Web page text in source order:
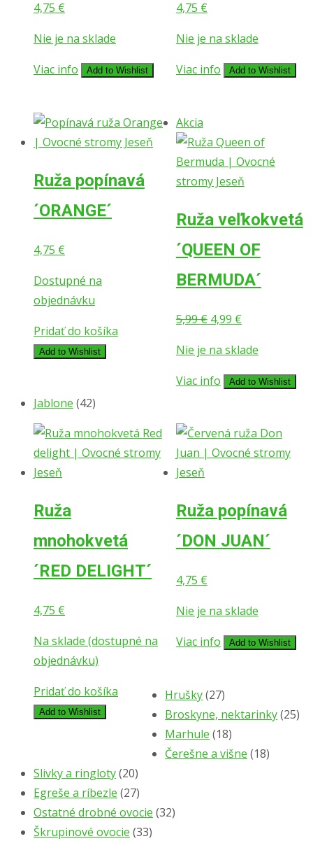
4,75 €
Nie je na sklade
Viac info
Add to Wishlist
4,75 €
Nie je na sklade
Viac info
Add to Wishlist
Ruža popínavá
´ORANGE´
4,75 €
Dostupné na
objednávku
Pridať do košíka
Add to Wishlist
Akcia
Ruža veľkokvetá
´QUEEN OF
BERMUDA´
5,99€ Pôvodná
bola:
5,99 €.
4,99 €Aktuálna
je:
4,99 €.
Nie je na sklade
Viac info
Add to Wishlist
Ruža
mnohokvetá
´RED DELIGHT´
4,75 €
Na sklade (dostupné na
objednávku)
Pridať do košíka
Add to Wishlist
Ruža popínavá
´DON JUAN´
4,75 €
Nie je na sklade
Viac info
Add to Wishlist
Jablone (42)
Hrušky(27)
Broskyne, nektarinky(25)
Marhule (18)
Čerešne a višne (18)
Slivky a ringloty(20)
Egreše a ríbezle (27)
Ostatné drobné ovocie (32)
Škrupinové ovocie (33)